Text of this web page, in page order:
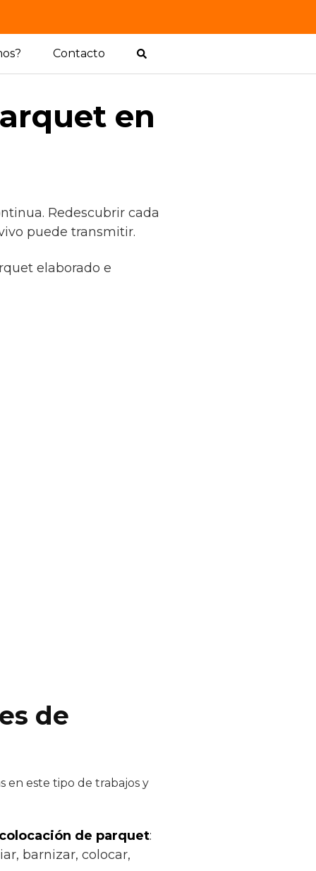
Contacto
en
Redescubrir cada
puede transmitir.
elaborado e
de
en este tipo de trabajos y
de parquet:
barnizar, colocar,